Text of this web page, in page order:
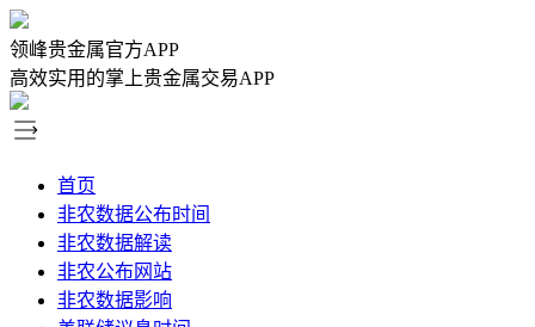
领峰贵金属官方APP
高效实用的掌上贵金属交易APP
首页
非农数据公布时间
非农数据解读
非农公布网站
非农数据影响